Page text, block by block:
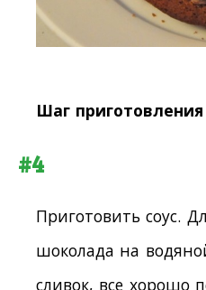
Шаг
#4
Приготовить соус.
шоколада на
сливок, все хорошо